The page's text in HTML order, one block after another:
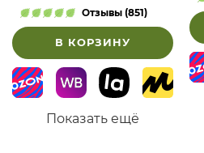
Отзывы (851)
В КОРЗИНУ
Показать ещё